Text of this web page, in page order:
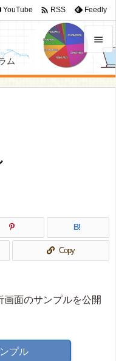
ム


メニュ
YouTube  RSS Feedly
B!
Copy
面のサンプルを公開
プル